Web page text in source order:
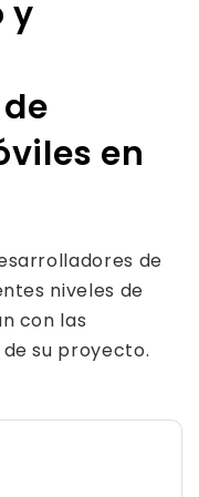
y
en
de
niveles de
con las
su proyecto.